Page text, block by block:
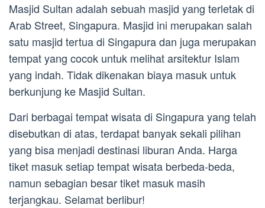
Masjid Sultan adalah sebuah masjid yang terletak di
Arab Street, Singapura. Masjid ini merupakan salah
satu masjid tertua di Singapura dan juga merupakan
tempat yang cocok untuk melihat arsitektur Islam
yang indah. Tidak dikenakan biaya masuk untuk
berkunjung ke Masjid Sultan.
Dari berbagai tempat wisata di Singapura yang telah
disebutkan di atas, terdapat banyak sekali pilihan
yang bisa menjadi destinasi liburan Anda. Harga
tiket masuk setiap tempat wisata berbeda-beda,
namun sebagian besar tiket masuk masih
terjangkau. Selamat berlibur!